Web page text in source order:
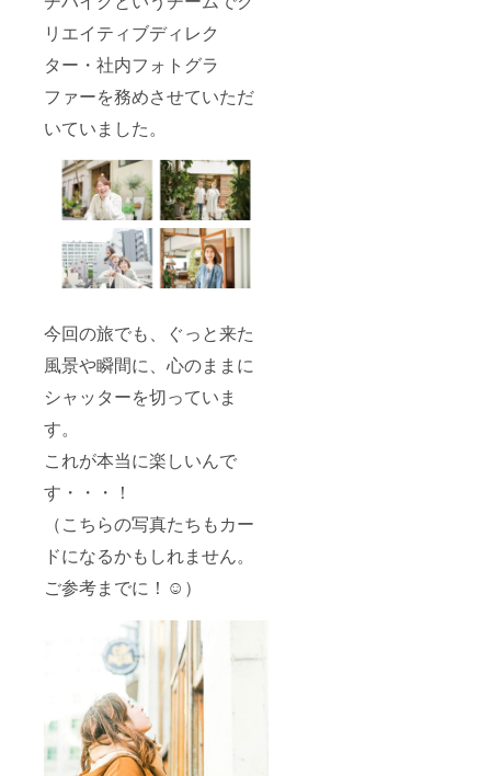
リエイティブディレク
ター・社内フォトグラ
ファーを務めさせていただ
いていました。
今回の旅でも、ぐっと来た
風景や瞬間に、心のままに
シャッターを切っていま
す。
これが本当に楽しいんで
す・・・！
（こちらの写真たちもカー
ドになるかもしれません。
ご参考までに！☺）